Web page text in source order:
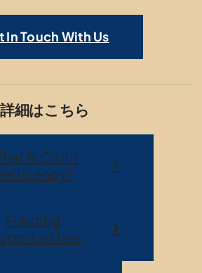
In Touch With Us
詳細はこちら
Is Citrin
Funding